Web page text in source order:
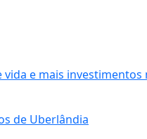
e mais investimentos
de Uberlândia